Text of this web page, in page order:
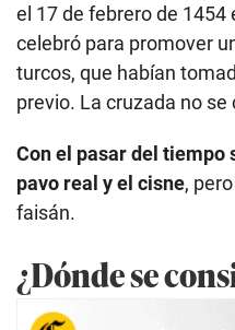
el 17 de febrero de 1454
celebró para promover
turcos, que habían
previo. La cruzada no se
Con el pasar del tiempo
pavo real y el cisne,
faisán.
¿Dónde se